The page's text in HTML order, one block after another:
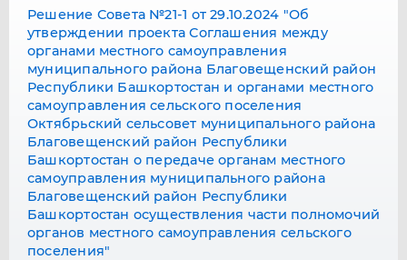
Решение Совета №21-1 от 29.10.2024 "Об
утверждении проекта Соглашения между
органами местного самоуправления
муниципального района Благовещенский район
Республики Башкортостан и органами местного
самоуправления сельского поселения
Октябрьский сельсовет муниципального района
Благовещенский район Республики
Башкортостан о передаче органам местного
самоуправления муниципального района
Благовещенский район Республики
Башкортостан осуществления части полномочий
органов местного самоуправления сельского
поселения"